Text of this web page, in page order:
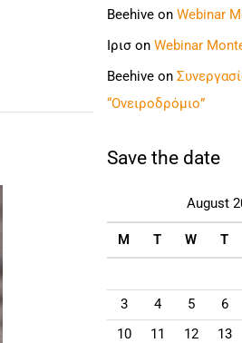
Beehive on Webinar
Ιρισ on Webinar
Beehive on
“Ονειροδρόμιο”
Save the date
August
M T W T
3
4 5 6
10
11 12 13